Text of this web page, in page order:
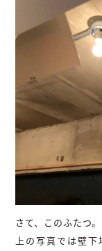
さて、このふたつ
上の写真では壁